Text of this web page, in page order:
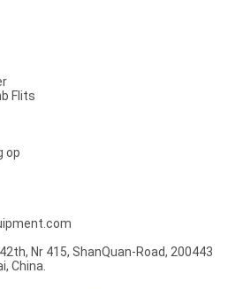
Flits
op
Nr 415, ShanQuan-Road, 200443
China.